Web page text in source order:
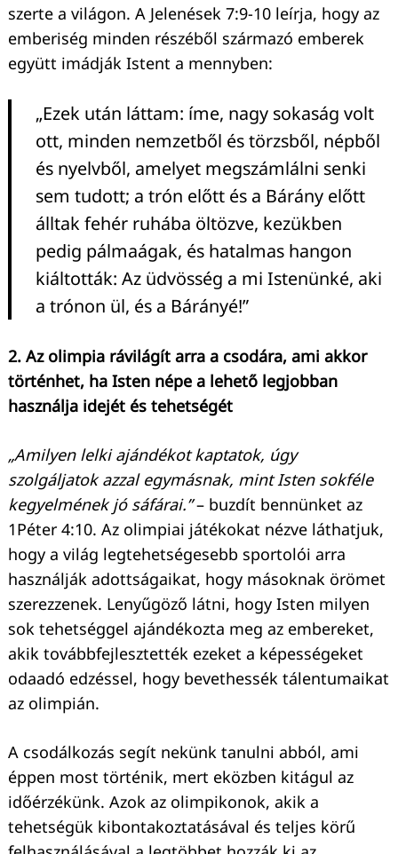
szerte a világon. A Jelenések 7:9-10 leírja, hogy az
emberiség minden részéből származó emberek
együtt imádják Istent a mennyben:
„Ezek után láttam: íme, nagy sokaság volt
ott, minden nemzetből és törzsből, népből
és nyelvből, amelyet megszámlálni senki
sem tudott; a trón előtt és a Bárány előtt
álltak fehér ruhába öltözve, kezükben
pedig pálmaágak, és hatalmas hangon
kiáltották: Az üdvösség a mi Istenünké, aki
a trónon ül, és a Bárányé!”
2. Az olimpia rávilágít arra a csodára, ami akkor
történhet, ha Isten népe a lehető legjobban
használja idejét és tehetségét
„Amilyen lelki ajándékot kaptatok, úgy
szolgáljatok azzal egymásnak, mint Isten sokféle
kegyelmének jó sáfárai.”– buzdít bennünket az
1Péter 4:10. Az olimpiai játékokat nézve láthatjuk,
hogy a világ legtehetségesebb sportolói arra
használják adottságaikat, hogy másoknak örömet
szerezzenek. Lenyűgöző látni, hogy Isten milyen
sok tehetséggel ajándékozta meg az embereket,
akik továbbfejlesztették ezeket a képességeket
odaadó edzéssel, hogy bevethessék tálentumaikat
az olimpián.
A csodálkozás segít nekünk tanulni abból, ami
éppen most történik, mert eközben kitágul az
időérzékünk. Azok az olimpikonok, akik a
tehetségük kibontakoztatásával és teljes körű